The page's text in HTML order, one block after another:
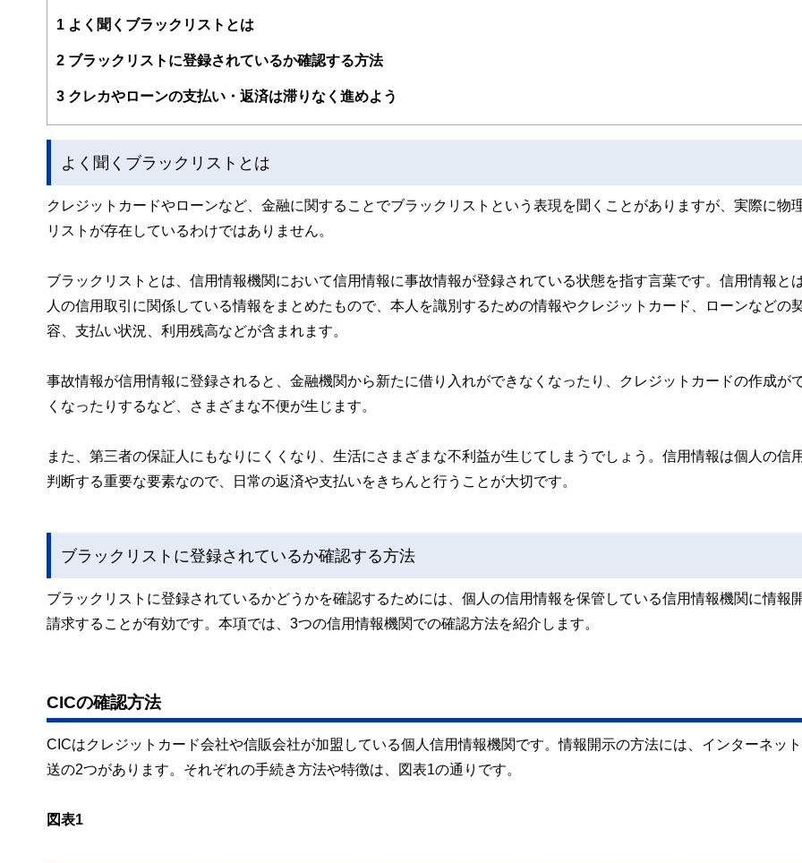
案から記事掲載まですべての工程に関わることで、読者目線のコンテンツを追求しています。
FinancialFieldの特徴は、ファイナンシャルプランナー、弁護士、税理士、宅地建物取引士、相続診断士、住宅ローンアドバイザー、DCプラン
ー、公認会計士、社会保険労務士、行政書士、投資アナリスト、キャリアコンサルタントなど150名以上の有資格者を執筆者・監修者として迎
私たちは、快適でより良い生活のアイデアを提供するお金のコンシェルジュを目指します。
1 よく聞くブラックリストとは
2 ブラックリストに登録されているか確認する方法
3 クレカやローンの支払い・返済は滞りなく進めよう
よく聞くブラックリストとは
クレジットカードやローンなど、金融に関することでブラックリストという表現を聞くことがありますが、実際に物
リストが存在しているわけではありません。
ブラックリストとは、信用情報機関において信用情報に事故情報が登録されている状態を指す言葉です。信用情報と
人の信用取引に関係している情報をまとめたもので、本人を識別するための情報やクレジットカード、ローンなどの
容、支払い状況、利用残高などが含まれます。
事故情報が信用情報に登録されると、金融機関から新たに借り入れができなくなったり、クレジットカードの作成が
くなったりするなど、さまざまな不便が生じます。
また、第三者の保証人にもなりにくくなり、生活にさまざまな不利益が生じてしまうでしょう。信用情報は個人の信
判断する重要な要素なので、日常の返済や支払いをきちんと行うことが大切です。
ブラックリストに登録されているか確認する方法
ブラックリストに登録されているかどうかを確認するためには、個人の信用情報を保管している信用情報機関に情報
請求することが有効です。本項では、3つの信用情報機関での確認方法を紹介します。
CICの確認方法
CICはクレジットカード会社や信販会社が加盟している個人信用情報機関です。情報開示の方法には、インターネッ
送の2つがあります。それぞれの手続き方法や特徴は、図表1の通りです。
図表1